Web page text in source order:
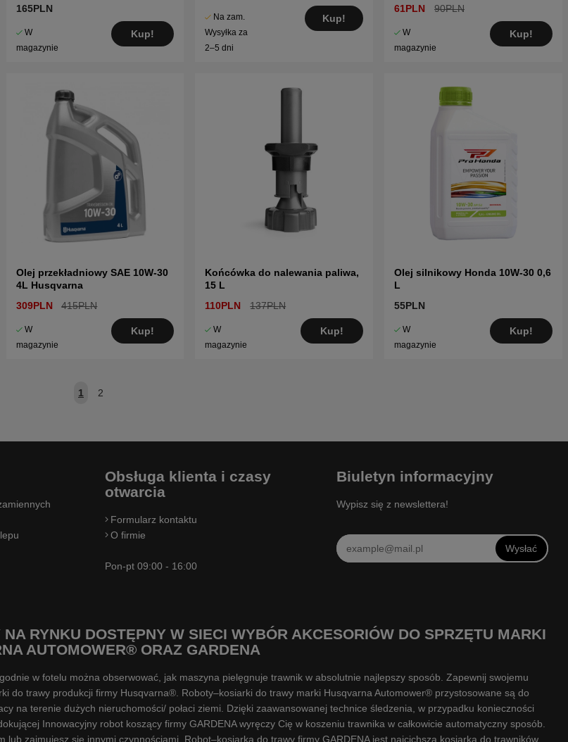
165PLN
W
magazynie
Kup!
Na zam.
Wysyłka za
2–5 dni
Kup!
61PLN 90PLN
W
magazynie
Kup!
Olej przekładniowy SAE 10W-30
4L Husqvarna
309PLN
415PLN
W
magazynie
Kup!
Końcówka do nalewania paliwa,
15 L
110PLN
137PLN
W
magazynie
Kup!
Olej silnikowy Honda 10W-30 0,6
L
55PLN
W
magazynie
Kup!
1 2
Obsługa klienta i czasy
otwarcia
Formularz kontaktu
O firmie
Pon-pt 09:00 - 16:00
Biuletyn informacyjny
Wypisz się z newslettera!
Wysłać
RYNKU DOSTĘPNY W SIECI WYBÓR AKCESORIÓW DO SPRZĘTU MARKI
AUTOMOWER® ORAZ GARDENA
w fotelu można obserwować, jak maszyna pielęgnuje trawnik w absolutnie najlepszy sposób. Zapewnij swojemu
do trawy produkcji firmy Husqvarna®. Roboty–kosiarki do trawy marki Husqvarna Automower® przystosowane są do
na terenie dużych nieruchomości/ połaci ziemi. Dzięki zaawansowanej technice śledzenia, w przypadku konieczności
Innowacyjny robot koszący firmy GARDENA wyręczy Cię w koszeniu trawnika w całkowicie automatyczny sposób.
zajmujesz się innymi czynnościami. Robot–kosiarka do trawy firmy GARDENA jest najcichszą kosiarką do trawników